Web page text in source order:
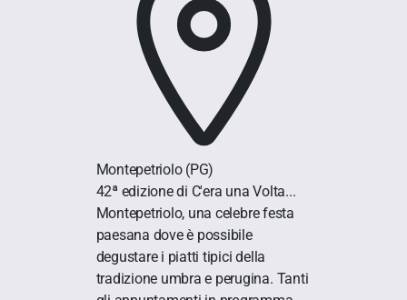
Montepetriolo (PG)
42ª edizione di C'era una Volta...
Montepetriolo, una celebre festa
paesana dove è possibile
degustare i piatti tipici della
tradizione umbra e perugina. Tanti